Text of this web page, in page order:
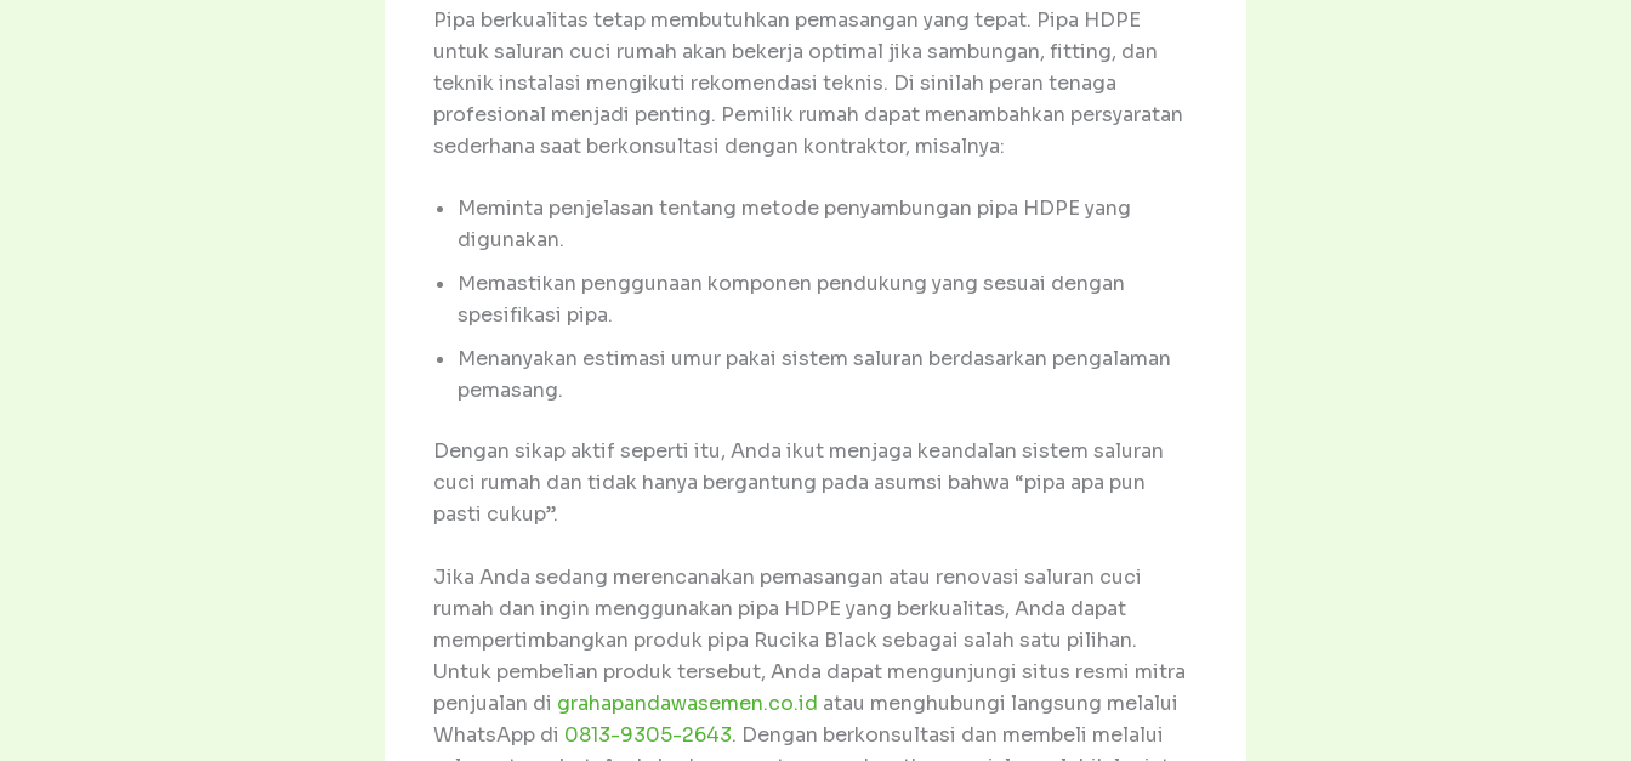
Pipa berkualitas tetap membutuhkan pemasangan yang tepat. Pipa HDPE
untuk saluran cuci rumah akan bekerja optimal jika sambungan, fitting, dan
teknik instalasi mengikuti rekomendasi teknis. Di sinilah peran tenaga
profesional menjadi penting. Pemilik rumah dapat menambahkan persyaratan
sederhana saat berkonsultasi dengan kontraktor, misalnya:
Meminta penjelasan tentang metode penyambungan pipa HDPE yang
digunakan.
Memastikan penggunaan komponen pendukung yang sesuai dengan
spesifikasi pipa.
Menanyakan estimasi umur pakai sistem saluran berdasarkan pengalaman
pemasang.
Dengan sikap aktif seperti itu, Anda ikut menjaga keandalan sistem saluran
cuci rumah dan tidak hanya bergantung pada asumsi bahwa “pipa apa pun
pasti cukup”.
Jika Anda sedang merencanakan pemasangan atau renovasi saluran cuci
rumah dan ingin menggunakan pipa HDPE yang berkualitas, Anda dapat
mempertimbangkan produk pipa Rucika Black sebagai salah satu pilihan.
Untuk pembelian produk tersebut, Anda dapat mengunjungi situs resmi mitra
penjualan di grahapandawasemen.co.id atau menghubungi langsung melalui
WhatsApp di 0813-9305-2643. Dengan berkonsultasi dan membeli melalui